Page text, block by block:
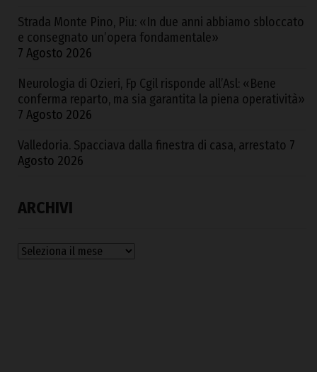
Strada Monte Pino, Piu: «In due anni abbiamo sbloccato
e consegnato un’opera fondamentale»
7 Agosto 2026
Neurologia di Ozieri, Fp Cgil risponde all’Asl: «Bene
conferma reparto, ma sia garantita la piena operatività»
7 Agosto 2026
Valledoria. Spacciava dalla finestra di casa, arrestato 7
Agosto 2026
ARCHIVI
Archivi